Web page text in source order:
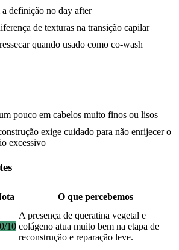
a definição no day after
de texturas na transição capilar
quando usado como co-wash
pouco em cabelos muito finos ou lisos
exige cuidado para não enrijecer o
excessivo
O que percebemos
10
A presença de queratina vegetal e
colágeno atua muito bem na etapa de
reconstrução e reparação leve.